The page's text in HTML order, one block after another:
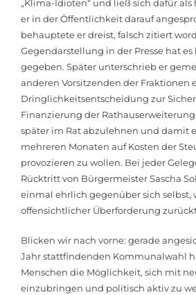
„Klima-Idioten“ und ließ sich dafür als
er in der Öffentlichkeit darauf
behauptete er dreist, falsch zitiert
Gegendarstellung in der Presse hat
gegeben. Später unterschrieb er
anderen Vorsitzenden der Fraktionen
Dringlichkeitsentscheidung zur
Finanzierung der
später im Rat abzulehnen und damit
mehreren Monaten auf Kosten der
provozieren zu wollen. Bei jeder
Rücktritt von Bürgermeister Sascha
einmal ehrlich gegenüber sich selbst,
offensichtlicher Überforderung
Blicken wir nach vorne: gerade
Jahr stattfindenden Kommunalwahl
Menschen die Möglichkeit, sich mit
einzubringen und politisch aktiv zu